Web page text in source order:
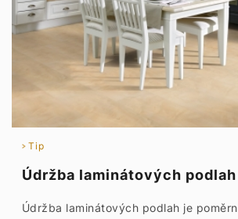
Tip
Údržba laminátových podlah
Údržba laminátových podlah je